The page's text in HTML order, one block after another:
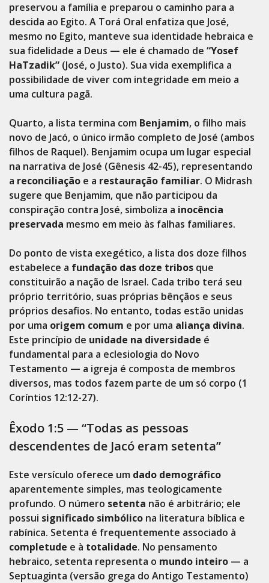
preservou a família e preparou o caminho para a
descida ao Egito. A Torá Oral enfatiza que José,
mesmo no Egito, manteve sua identidade hebraica e
sua fidelidade a Deus — ele é chamado de “Yosef
HaTzadik” (José, o Justo). Sua vida exemplifica a
possibilidade de viver com integridade em meio a
uma cultura pagã.
Quarto, a lista termina com Benjamim, o filho mais
novo de Jacó, o único irmão completo de José (ambos
filhos de Raquel). Benjamim ocupa um lugar especial
na narrativa de José (Gênesis 42-45), representando
a reconciliação e a restauração familiar. O Midrash
sugere que Benjamim, que não participou da
conspiração contra José, simboliza a inocência
preservada mesmo em meio às falhas familiares.
Do ponto de vista exegético, a lista dos doze filhos
estabelece a fundação das doze tribos que
constituirão a nação de Israel. Cada tribo terá seu
próprio território, suas próprias bênçãos e seus
próprios desafios. No entanto, todas estão unidas
por uma origem comum e por uma aliança divina.
Este princípio de unidade na diversidade é
fundamental para a eclesiologia do Novo
Testamento — a igreja é composta de membros
diversos, mas todos fazem parte de um só corpo (1
Coríntios 12:12-27).
Êxodo 1:5 — “Todas as pessoas
descendentes de Jacó eram setenta”
Este versículo oferece um dado demográfico
aparentemente simples, mas teologicamente
profundo. O número setenta não é arbitrário; ele
possui significado simbólico na literatura bíblica e
rabínica. Setenta é frequentemente associado à
completude e à totalidade. No pensamento
hebraico, setenta representa o mundo inteiro — a
Septuaginta (versão grega do Antigo Testamento)